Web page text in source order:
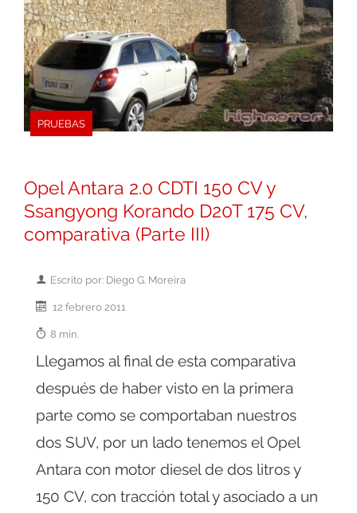
PRUEBAS
Opel Antara 2.0 CDTI 150 CV y
Ssangyong Korando D20T 175 CV,
comparativa (Parte III)
Escrito por: Diego G. Moreira
12 febrero 2011
8 min.
Llegamos al final de esta comparativa
después de haber visto en la primera
parte como se comportaban nuestros
dos SUV, por un lado tenemos el Opel
Antara con motor diesel de dos litros y
150 CV, con tracción total y asociado a un